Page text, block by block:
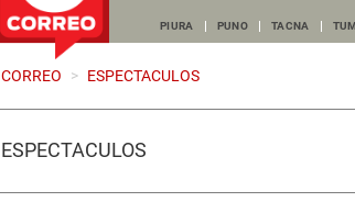
PIURA PUNO TACNA
CORREO > ESPECTACULOS
ESPECTÁCULOS